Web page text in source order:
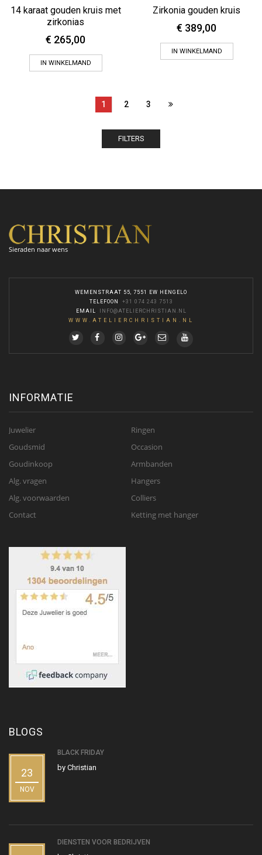
14 karaat gouden kruis met
zirkonias
€ 265,00
IN WINKELMAND
Zirkonia gouden kruis
€ 389,00
IN WINKELMAND
1 2 3
FILTERS
Sieraden naar wens
WEMENSTRAAT 55, 7551 EW HENGELO
TELEFOON
+31 074 243 7513
EMAIL
INFO@ATELIERCHRISTIAN.NL
WWW.ATELIERCHRISTIAN.NL
INFORMATIE
Juwelier
Goudsmid
Goudinkoop
Alg. vragen
Alg. voorwaarden
Contact
Ringen
Occasion
Armbanden
Hangers
Colliers
Ketting met hanger
BLOGS
23
NOV
BLACK FRIDAY
by Christian
DIENSTEN VOOR BEDRIJVEN